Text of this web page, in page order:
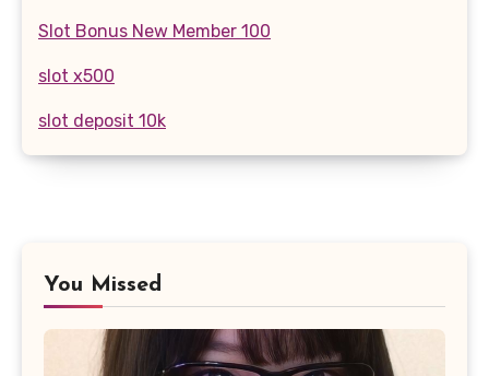
Slot Bonus New Member 100
slot x500
slot deposit 10k
You Missed